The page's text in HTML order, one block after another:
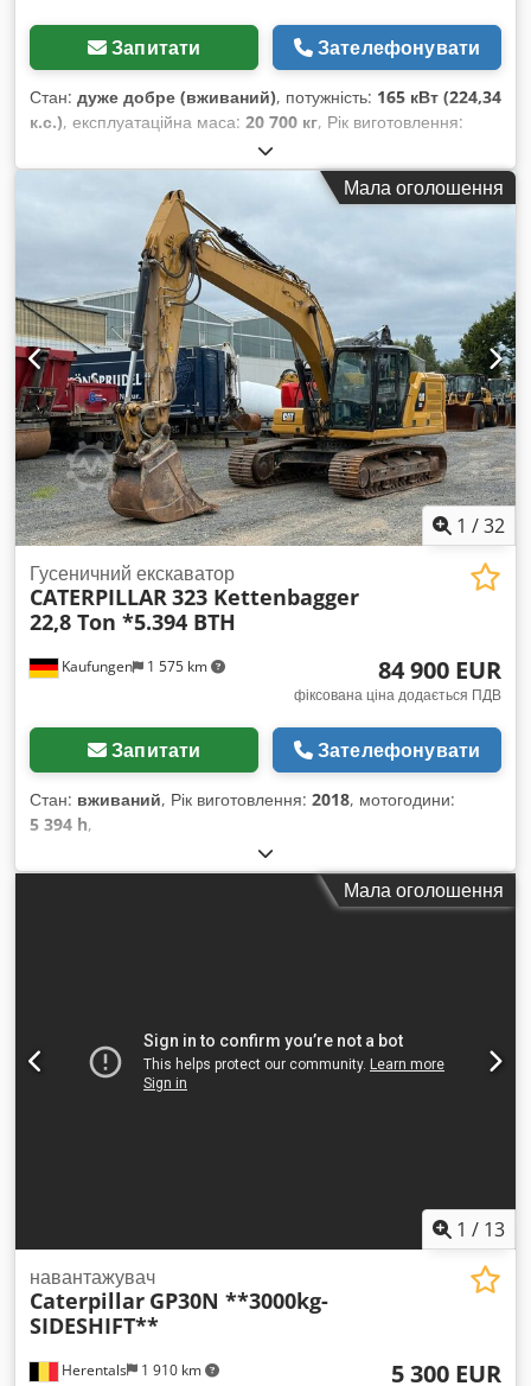
Запитати Зателефонувати
Стан: дуже добре (вживаний), потужність: 165 кВт (224,34
к.с.), експлуатаційна маса: 20 700 кг, Рік виготовлення:
, Обладнання:
CATERPILLAR 963K Рік випуску: 2019 Напрацювання: 8 171
год Закрита кабіна Кондиціонер Радіо Камера заднього
виду Ковш із зубами Залишковий ресурс ходової частини:
приблизно 70–80% Ширина опорних пластин: 550 мм
Двигун потужністю 165 кВт Гідравлічний розподільник для
рихлителя Сертифікація CE/EPA Cedsznirpspfx Am Eerf
Робоча вага: 20,7 тонни.
Мала оголошення
1 /32
Kaufungen 1 575 km
Гусеничний екскаватор
CATERPILLAR323 Kettenbagger
22,8 Ton *5.394 BTH
84 900 EUR
фіксована ціна додається ПДВ
Запитати Зателефонувати
Стан: вживаний, Рік виготовлення: 2018, мотогодини:
5 394 h,
Мала оголошення
1 / 13
Herentals 1 910 km
навантажувач
Caterpillar GP30N **3000kg-
SIDESHIFT**
5 300 EUR